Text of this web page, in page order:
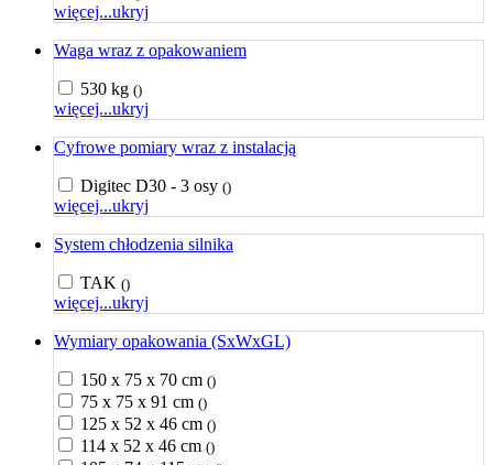
więcej...ukryj
Waga wraz z opakowaniem
530 kg ()
więcej...ukryj
Cyfrowe pomiary wraz z instalacją
Digitec D30 - 3 osy ()
więcej...ukryj
System chłodzenia silnika
TAK ()
więcej...ukryj
Wymiary opakowania (SxWxGL)
150 x 75 x 70 cm ()
75 x 75 x 91 cm ()
125 x 52 x 46 cm ()
114 x 52 x 46 cm ()